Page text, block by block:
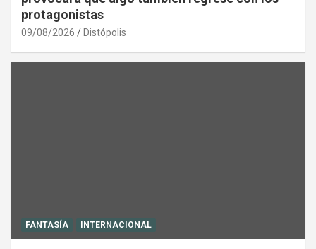
protagonistas
09/08/2026 Distópolis
FANTASÍA INTERNACIONAL